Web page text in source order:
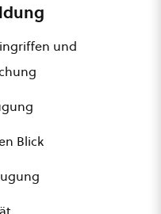
und
Blick